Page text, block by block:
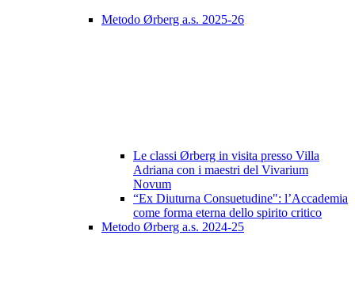
Metodo Ørberg a.s. 2025-26
Le classi Ørberg in visita presso Villa
Adriana con i maestri del Vivarium
Novum
“Ex Diuturna Consuetudine": l’Accademia
come forma eterna dello spirito critico
Metodo Ørberg a.s. 2024-25